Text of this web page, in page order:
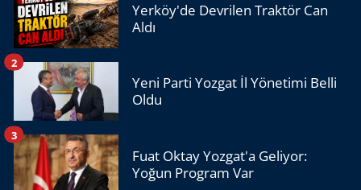
Yerköy'de Devrilen Traktör Can
Aldı
Yeni Parti Yozgat İl Yönetimi Belli
Oldu
2
Fuat Oktay Yozgat'a Geliyor:
Yoğun Program Var
3